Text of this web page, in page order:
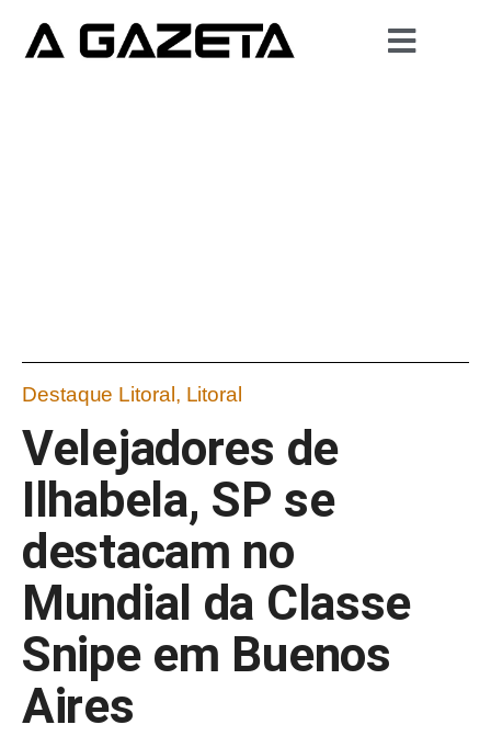
Destaque Litoral , Litoral
Velejadores de
Ilhabela, SP se
destacam no
Mundial da Classe
Snipe em Buenos
Aires